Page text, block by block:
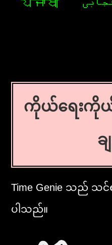
ကိုယ်ရေးကို
ခ
Time Genie သည် သင်
ပါသည်။